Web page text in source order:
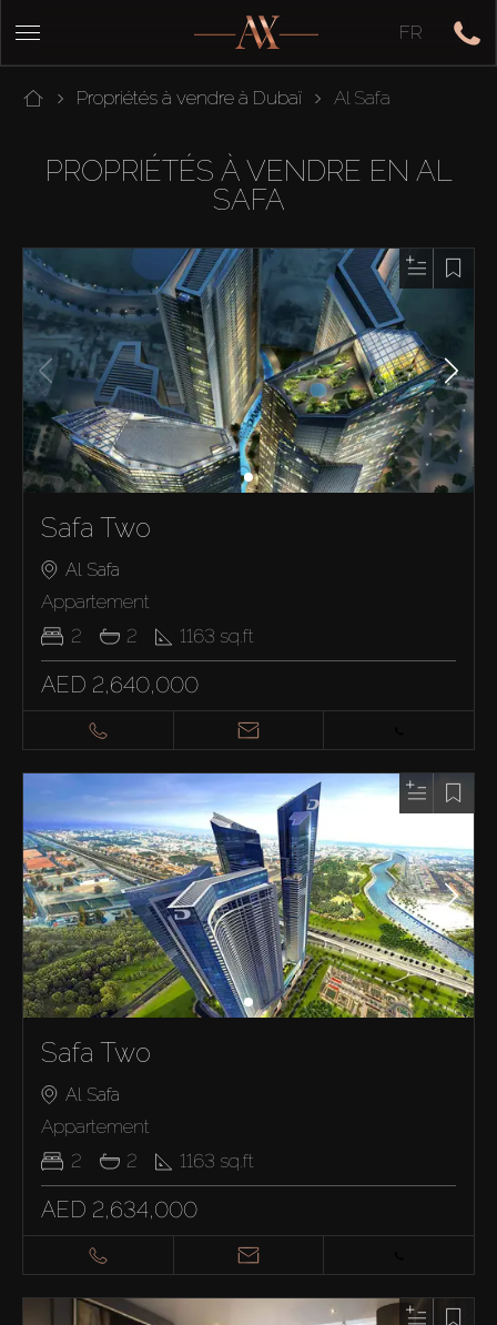
FR
Propriétés à vendre à Dubaï Al Safa
PROPRIÉTÉS À VENDRE EN AL
SAFA
Safa Two
Al Safa
Appartement
2
2 1163 sq.ft
AED 2,640,000
Safa Two
Al Safa
Appartement
2
2 1163 sq.ft
AED 2,634,000